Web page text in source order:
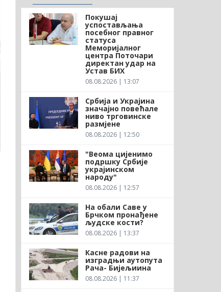
Покушај
успостављања
посебног правног
статуса
Меморијалног
центра Поточари
директан удар на
Устав БИХ
08.08.2026 | 13:07
Србија и Украјина
значајно повећале
ниво трговинске
размјене
08.08.2026 | 12:50
"Веома цијенимо
подршку Србије
украјинском
народу"
08.08.2026 | 12:57
На обали Саве у
Брчком пронађене
људске кости?
08.08.2026 | 13:37
Касне радови на
изградњи аутопута
Рача- Бијељиина
08.08.2026 | 11:37